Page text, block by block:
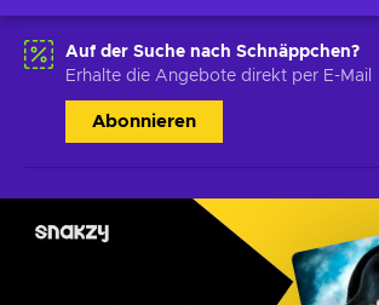
Auf der Suche nach Schnäppchen?
Erhalte die Angebote direkt per E-Mail
Abonnieren